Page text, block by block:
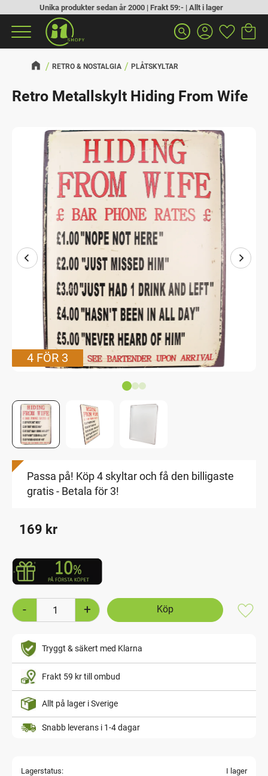
Meny
Unika produkter sedan år 2000 | Frakt 59:- | Allt i lager
search
RETRO & NOSTALGIA PLÅTSKYLTAR
Retro Metallskylt Hiding From Wife
4 FÖR 3
Passa på! Köp 4 skyltar och få den billigaste
gratis - Betala för 3!
169 kr
+
-
Tryggt & säkert med Klarna
Frakt 59 kr till ombud
Allt på lager i Sverige
Snabb leverans i 1-4 dagar
Lagerstatus
I lager